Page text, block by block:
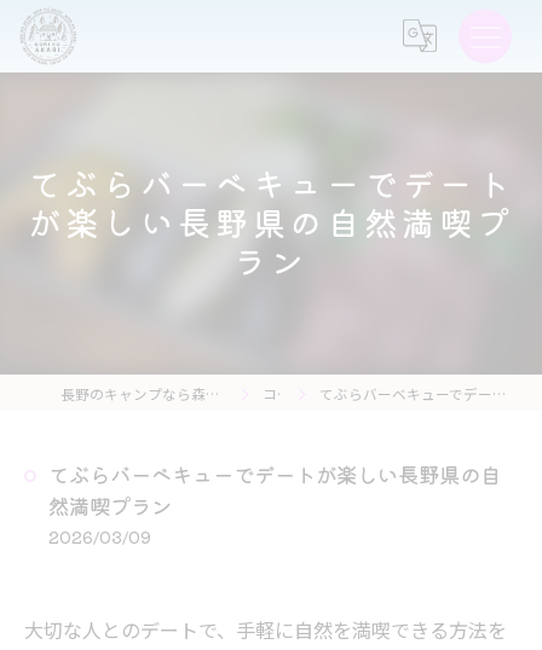
てぶらバーベキューでデート
が楽しい長野県の自然満喫プ
ラン
長野のキャンプなら森の灯キャンプ場・茶亭 森の灯 コラム てぶらバーベキューでデートが楽しい長野県の自然満喫プラン
てぶらバーベキューでデートが楽しい長野県の自
然満喫プラン
2026/03/09
大切な人とのデートで、手軽に自然を満喫できる方法を